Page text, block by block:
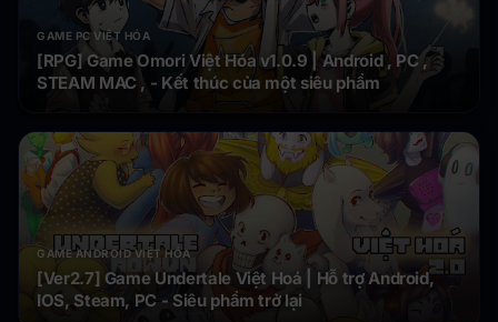
GAME PC VIỆT HÓA
[RPG] Game Omori Việt Hóa v1.0.9 | Android , PC ,
STEAM MAC , - Kết thúc của một siêu phẩm
GAME ANDROID VIỆT HÓA
[Ver2.7] Game Undertale Việt Hoá | Hỗ trợ Android,
IOS, Steam, PC - Siêu phẩm trở lại